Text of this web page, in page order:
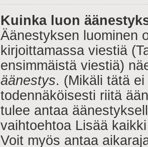
Kuinka luon
Äänestyksen luominen
kirjoittamassa viestiä
ensimmäistä viestiä)
äänestys. (Mikäli tätä
todennäköisesti riitä
tulee antaa
vaihtoehtoa Lisää
Voit myös antaa